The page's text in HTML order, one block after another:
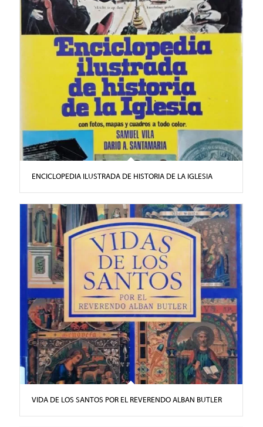
ENCICLOPEDIA ILUSTRADA DE HISTORIA DE LA IGLESIA
VIDA DE LOS SANTOS POR EL REVERENDO ALBAN BUTLER